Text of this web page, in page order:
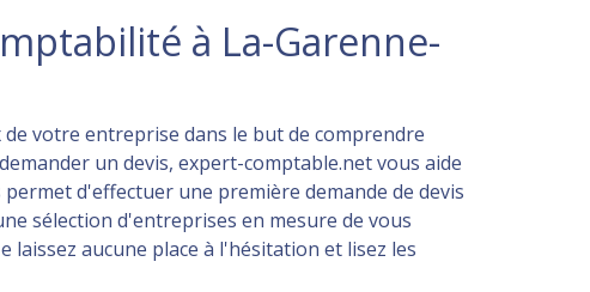
à La-Garenne-
votre entreprise dans le but de comprendre
un devis, expert-comptable.net vous aide
d'effectuer une première demande de devis
sélection d'entreprises en mesure de vous
laissez aucune place à l'hésitation et lisez les